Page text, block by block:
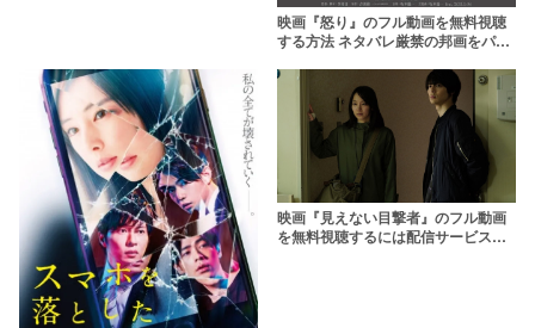
映画『怒り』のフル動画を無料視聴
する方法 ネタバレ厳禁の邦画をパン
映画『見えない目撃者』のフル動画
を無料視聴するには配信サービスが